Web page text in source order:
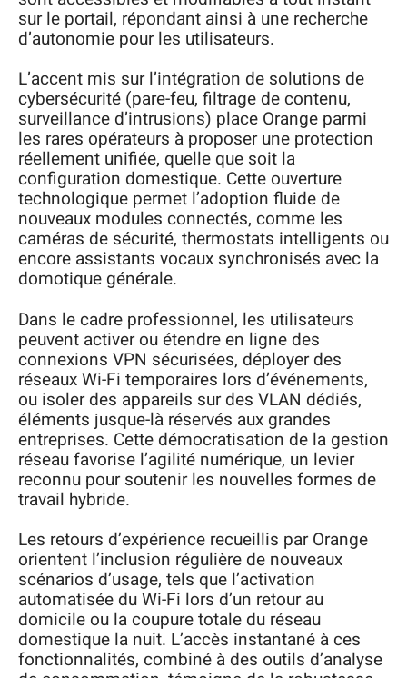
sur le portail, répondant ainsi à une recherche
d’autonomie pour les utilisateurs.
L’accent mis sur l’intégration de solutions de
cybersécurité (pare-feu, filtrage de contenu,
surveillance d’intrusions) place Orange parmi
les rares opérateurs à proposer une protection
réellement unifiée, quelle que soit la
configuration domestique. Cette ouverture
technologique permet l’adoption fluide de
nouveaux modules connectés, comme les
caméras de sécurité, thermostats intelligents ou
encore assistants vocaux synchronisés avec la
domotique générale.
Dans le cadre professionnel, les utilisateurs
peuvent activer ou étendre en ligne des
connexions VPN sécurisées, déployer des
réseaux Wi-Fi temporaires lors d’événements,
ou isoler des appareils sur des VLAN dédiés,
éléments jusque-là réservés aux grandes
entreprises. Cette démocratisation de la gestion
réseau favorise l’agilité numérique, un levier
reconnu pour soutenir les nouvelles formes de
travail hybride.
Les retours d’expérience recueillis par Orange
orientent l’inclusion régulière de nouveaux
scénarios d’usage, tels que l’activation
automatisée du Wi-Fi lors d’un retour au
domicile ou la coupure totale du réseau
domestique la nuit. L’accès instantané à ces
fonctionnalités, combiné à des outils d’analyse